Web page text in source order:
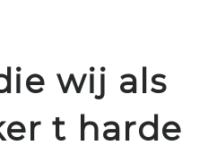
wij als
t harde